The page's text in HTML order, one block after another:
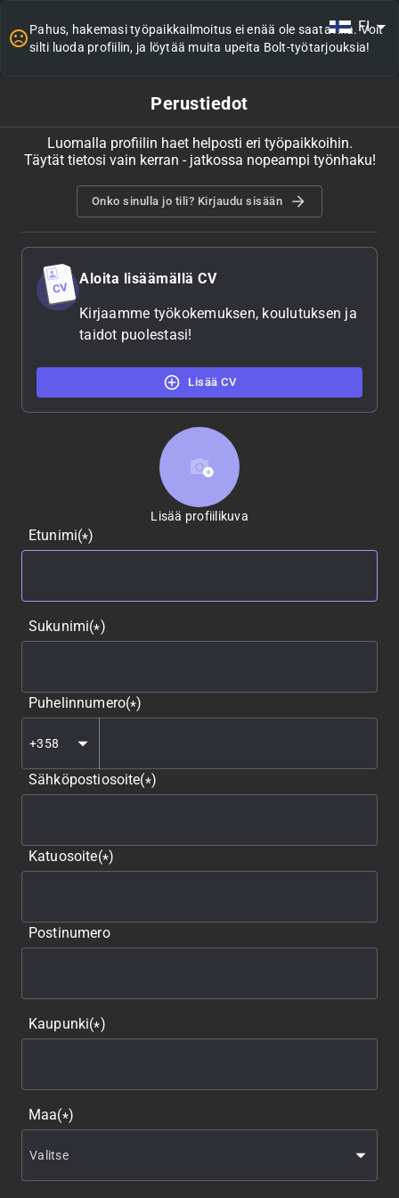
FI
Pahus, hakemasi työpaikkailmoitus ei enää ole saatavilla. Voit
silti luoda profiilin, ja löytää muita upeita Bolt-työtarjouksia!
Perustiedot
Luomalla profiilin haet helposti eri työpaikkoihin.
Täytät tietosi vain kerran - jatkossa nopeampi työnhaku!
Onko sinulla jo tili? Kirjaudu sisään
Aloita lisäämällä CV
Kirjaamme työkokemuksen, koulutuksen ja
taidot puolestasi!
Lisää CV
Lisää profiilikuva
Lisää profiilikuva
Etunimi(*)
Sukunimi(*)
Puhelinnumero(*)
Sähköpostiosoite(*)
Katuosoite(*)
Postinumero
Kaupunki(*)
Maa(*)